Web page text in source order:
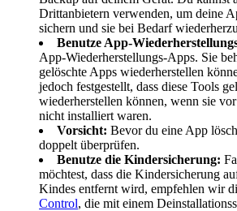
Drittanbietern verwenden, um deine
sichern und sie bei Bedarf
Benutze App-
App-Wiederherstellungs-Apps. Sie
gelöschte Apps wiederherstellen
jedoch festgestellt, dass diese Tools
wiederherstellen können, wenn sie
nicht installiert waren.
Vorsicht: Bevor du eine App
doppelt überprüfen.
Benutze die Kindersicherung:
möchtest, dass die Kindersicherung
Kindes entfernt wird, empfehlen wir
Control, die mit einem